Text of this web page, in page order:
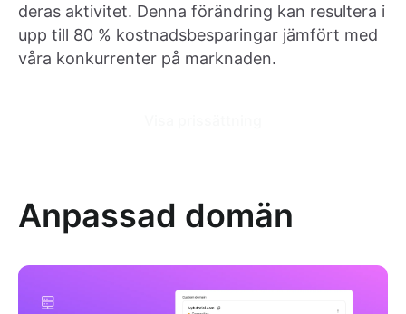
deras aktivitet. Denna förändring kan resultera i
upp till 80 % kostnadsbesparingar jämfört med
våra konkurrenter på marknaden.
Anpassad domän